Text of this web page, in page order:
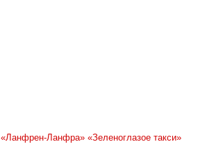
«Ланфрен-Ланфра» «Зеленоглазое такси»